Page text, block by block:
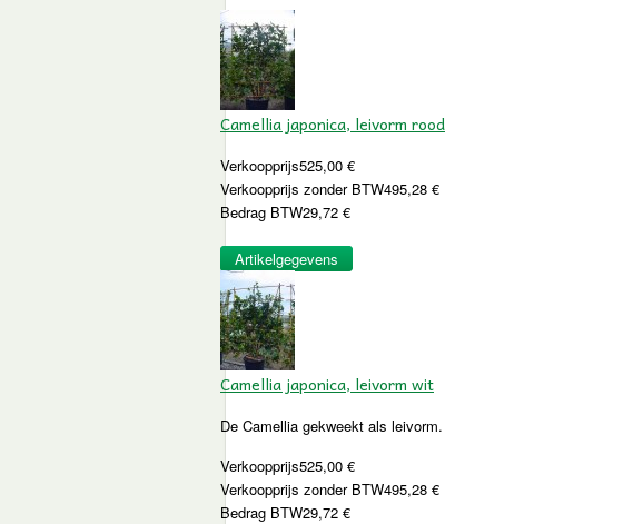
Camellia japonica, leivorm rood
Verkoopprijs525,00 €
Verkoopprijs zonder BTW495,28 €
Bedrag BTW29,72 €
Artikelgegevens
Camellia japonica, leivorm wit
De Camellia gekweekt als leivorm.
Verkoopprijs525,00 €
Verkoopprijs zonder BTW495,28 €
Bedrag BTW29,72 €